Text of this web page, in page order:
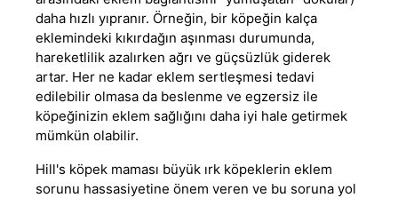
daha hızlı yıpranır. Örneğin, bir köpeğin kalça
eklemindeki kıkırdağın aşınması durumunda,
hareketlilik azalırken ağrı ve güçsüzlük giderek
artar. Her ne kadar eklem sertleşmesi tedavi
edilebilir olmasa da beslenme ve egzersiz ile
köpeğinizin eklem sağlığını daha iyi hale getirmek
mümkün olabilir.
Hill's köpek maması büyük ırk köpeklerin eklem
sorunu hassasiyetine önem veren ve bu soruna yol